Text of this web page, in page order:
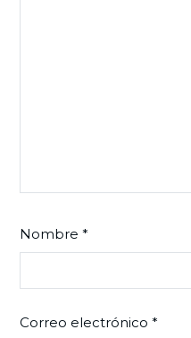
Nombre *
Correo electrónico *